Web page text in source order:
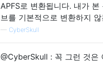
APFS로 변환됩니다. 내가
브를 기본적으로 변환하지
— CyberSkull
@CyberSkull : 꼭 그런 것은